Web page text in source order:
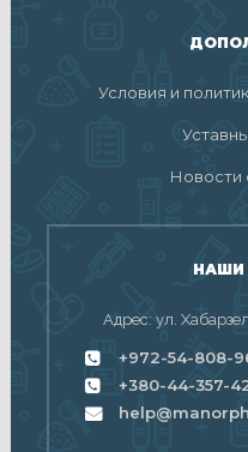
Условия и
Новости
НАШИ
Адрес: ул.
+972-54-808-
+380-44-357-